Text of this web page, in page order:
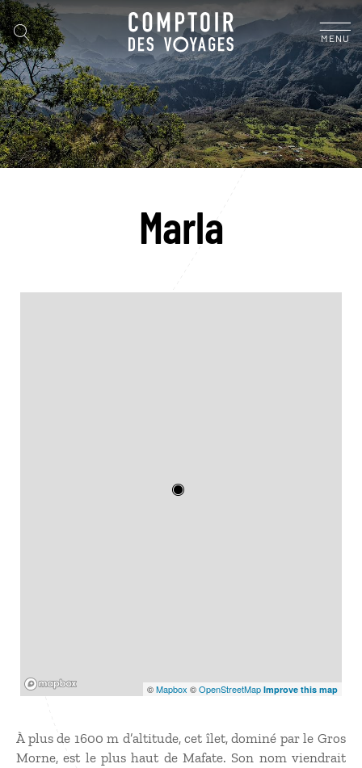
MENU
Marla
©Mapbox ©OpenStreetMap Improve this map
À plus de 1600 m d’altitude, cet îlet, dominé par le Gros
Morne, est le plus haut de Mafate. Son nom viendrait